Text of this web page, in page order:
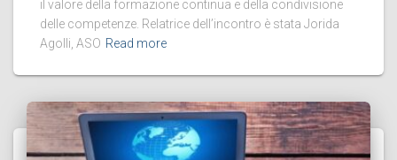
il valore della formazione continua e della condivisione
delle competenze. Relatrice dell’incontro è stata Jorida
Agolli, ASO Read more